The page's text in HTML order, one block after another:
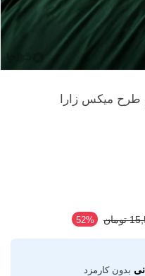
میکس زارا
52%
بدون کارمزد